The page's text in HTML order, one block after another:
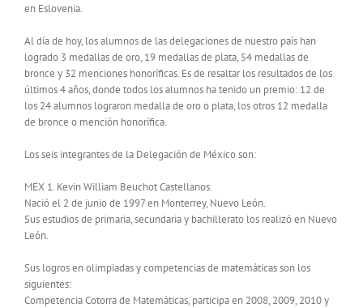
en Eslovenia.
Al día de hoy, los alumnos de las delegaciones de nuestro país han
logrado 3 medallas de oro, 19 medallas de plata, 54 medallas de
bronce y 32 menciones honoríficas. Es de resaltar los resultados de los
últimos 4 años, donde todos los alumnos ha tenido un premio: 12 de
los 24 alumnos lograron medalla de oro o plata, los otros 12 medalla
de bronce o mención honorífica.
Los seis integrantes de la Delegación de México son:
MEX 1. Kevin William Beuchot Castellanos.
Nació el 2 de junio de 1997 en Monterrey, Nuevo León.
Sus estudios de primaria, secundaria y bachillerato los realizó en Nuevo
León.
Sus logros en olimpiadas y competencias de matemáticas son los
siguientes:
Competencia Cotorra de Matemáticas, participa en 2008, 2009, 2010 y